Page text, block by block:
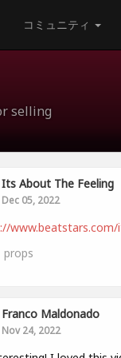
コミュニティ
selling
Its About The Feeling
Dec 05, 2022
props
Franco Maldonado
Nov 24, 2022